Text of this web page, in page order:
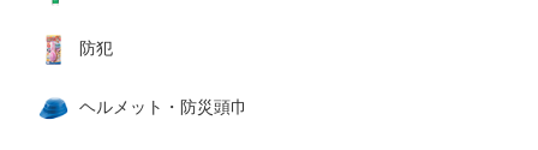
防犯
ヘルメット・防災頭巾